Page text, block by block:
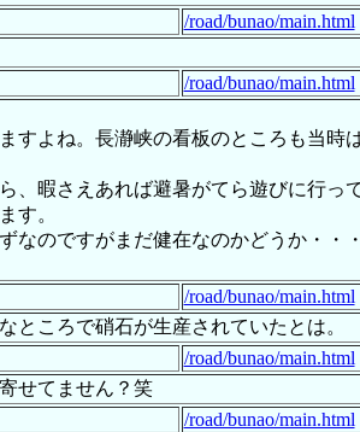
/road/bunao/main.html
/road/bunao/main.html
すよね。長瀞峡の看板のところも当
、暇さえあれば避暑がてら遊びに行
す。
なのですがまだ健在なのかどうか・・・
/road/bunao/main.html
ところで硝石が生産されていたとは。
/road/bunao/main.html
せてません？笑
/road/bunao/main.html